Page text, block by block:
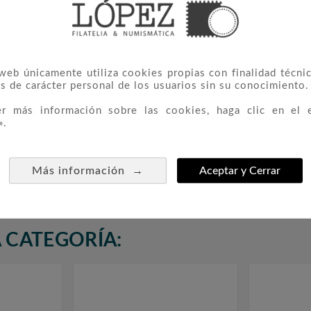
únicamente utiliza cookies propias con finalidad
de carácter personal de los usuarios sin su conocimiento.
más información sobre las cookies, haga clic en el
Más información → Aceptar y Cerrar
3,00 €